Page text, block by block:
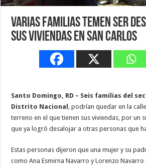
Varias familias temen ser
sus viviendas en San Carlos
Santo Domingo, RD – Seis familias del
Distrito Nacional
, podrían quedar en la
terreno en el que tienen sus viviendas, por un
que ya logró desalojar a otras personas que
Estas personas dijeron que una mujer y su
como Ana Esmirna Navarro y Lorenzo